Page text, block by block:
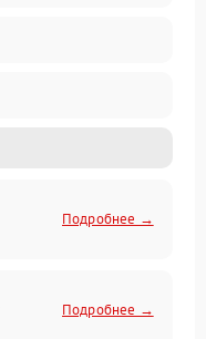
Подробнее →
Подробнее →